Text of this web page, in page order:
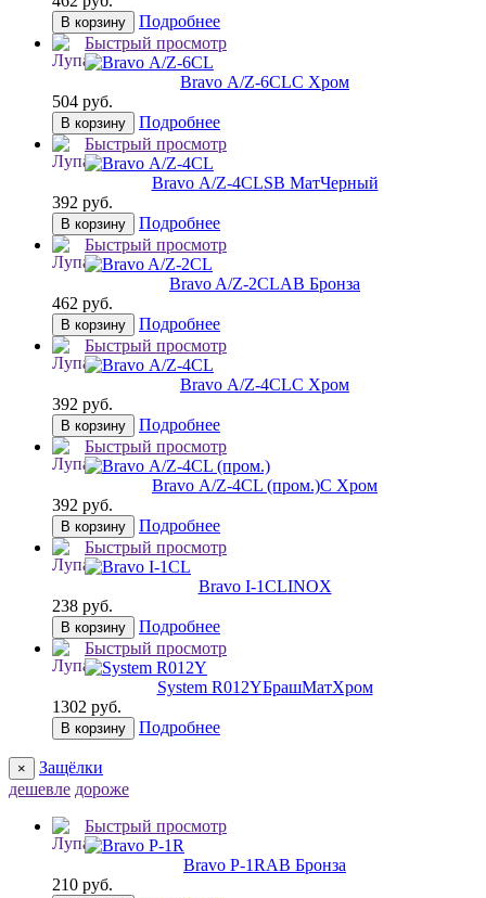
В корзину
Подробнее
Быстрый просмотр
Bravo А/Z-6CLC Хром
504 руб.
В корзину
Подробнее
Быстрый просмотр
Bravo А/Z-4CLSB МатЧерный
392 руб.
В корзину
Подробнее
Быстрый просмотр
Bravo A/Z-2CLAB Бронза
462 руб.
В корзину
Подробнее
Быстрый просмотр
Bravo А/Z-4CLC Хром
392 руб.
В корзину
Подробнее
Быстрый просмотр
Bravo А/Z-4CL (пром.)C Хром
392 руб.
В корзину
Подробнее
Быстрый просмотр
Bravo I-1CLINOX
238 руб.
В корзину
Подробнее
Быстрый просмотр
System R012YБрашМатХром
1302 руб.
В корзину Подробнее
×
Защёлки
дешевле дороже
Быстрый просмотр
Bravo P-1RAB Бронза
210 руб.